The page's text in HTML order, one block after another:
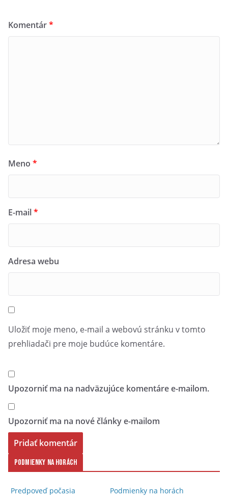
Komentár*
Meno *
E-mail*
Adresa webu
Uložiť moje meno, e-mail a webovú stránku v tomto
prehliadači pre moje budúce komentáre.
Upozorniť ma na nadväzujúce komentáre e-mailom.
Upozorniť ma na nové články e-mailom
Podmienky na horách
Predpoveď počasia
Podmienky na horách